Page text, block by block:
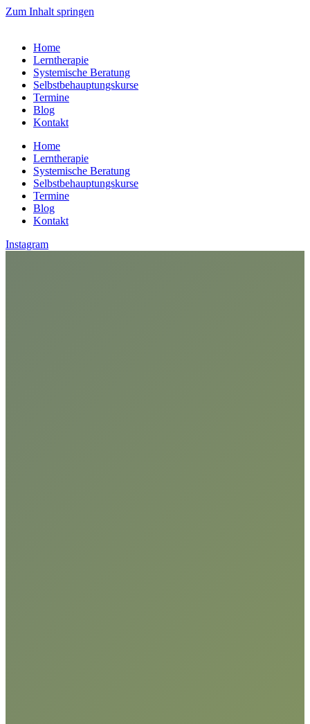
Zum Inhalt springen
Home
Lerntherapie
Systemische Beratung
Selbstbehauptungskurse
Termine
Blog
Kontakt
Home
Lerntherapie
Systemische Beratung
Selbstbehauptungskurse
Termine
Blog
Kontakt
Instagram